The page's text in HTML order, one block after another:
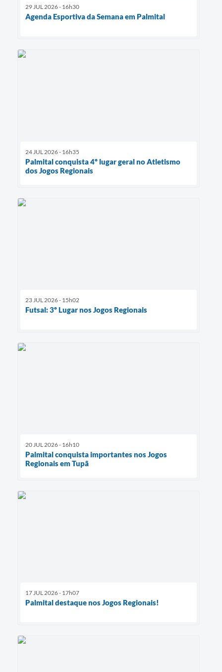
29 JUL 2026 - 16h30
Agenda Esportiva da Semana em Palmital
24 JUL 2026 - 16h35
Palmital conquista 4º lugar geral no Atletismo
dos Jogos Regionais
23 JUL 2026 - 15h02
Futsal: 3º Lugar nos Jogos Regionais
20 JUL 2026 - 16h10
Palmital conquista importantes nos Jogos
Regionais em Tupã
17 JUL 2026 - 17h07
Palmital destaque nos Jogos Regionais!